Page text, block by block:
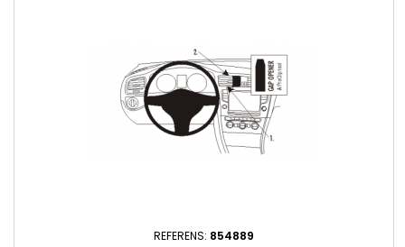
REFERENS: 854889